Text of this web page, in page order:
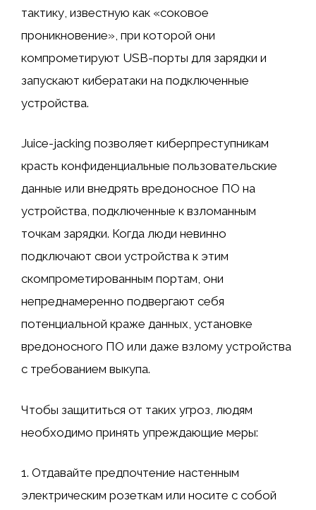
тактику, известную как «соковое
проникновение», при которой они
компрометируют USB-порты для зарядки и
запускают кибератаки на подключенные
устройства.
Juice-jacking позволяет киберпреступникам
красть конфиденциальные пользовательские
данные или внедрять вредоносное ПО на
устройства, подключенные к взломанным
точкам зарядки. Когда люди невинно
подключают свои устройства к этим
скомпрометированным портам, они
непреднамеренно подвергают себя
потенциальной краже данных, установке
вредоносного ПО или даже взлому устройства
с требованием выкупа.
Чтобы защититься от таких угроз, людям
необходимо принять упреждающие меры:
1. Отдавайте предпочтение настенным
электрическим розеткам или носите с собой